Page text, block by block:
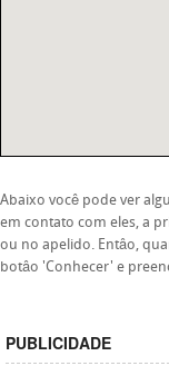
Abaixo você pode ver
em contato com eles, a
ou no apelido. Entâo,
botâo 'Conhecer' e
PUBLICIDADE